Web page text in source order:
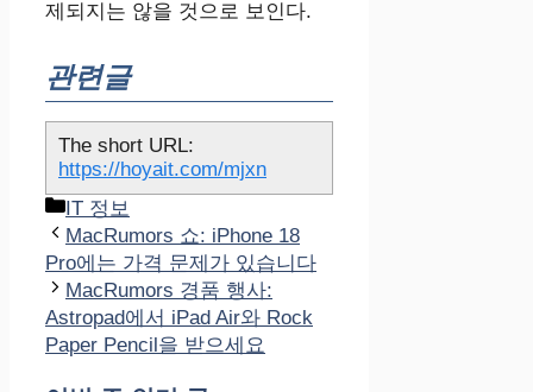
제되지는 않을 것으로 보인다.
관련글
The short URL:
https://hoyait.com/mjxn
카
테
고
리
IT 정보
MacRumors 쇼: iPhone 18
Pro에는 가격 문제가 있습니다
MacRumors 경품 행사:
Astropad에서 iPad Air와 Rock
Paper Pencil을 받으세요